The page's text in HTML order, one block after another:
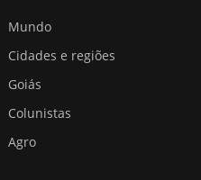
Mundo
Cidades e regiões
Goiás
Colunistas
Agro